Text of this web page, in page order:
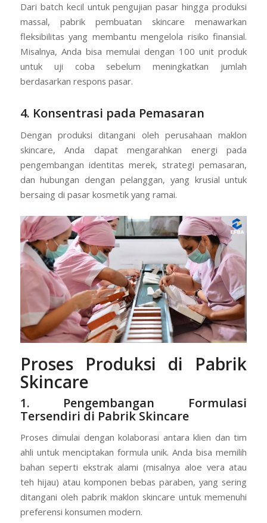
Dari batch kecil untuk pengujian pasar hingga produksi
massal, pabrik pembuatan skincare menawarkan
fleksibilitas yang membantu mengelola risiko finansial.
Misalnya, Anda bisa memulai dengan 100 unit produk
untuk uji coba sebelum meningkatkan jumlah
berdasarkan respons pasar.
4. Konsentrasi pada Pemasaran
Dengan produksi ditangani oleh perusahaan maklon
skincare, Anda dapat mengarahkan energi pada
pengembangan identitas merek, strategi pemasaran,
dan hubungan dengan pelanggan, yang krusial untuk
bersaing di pasar kosmetik yang ramai.
Proses Produksi di Pabrik
Skincare
1. Pengembangan Formulasi
Tersendiri di Pabrik Skincare
Proses dimulai dengan kolaborasi antara klien dan tim
ahli untuk menciptakan formula unik. Anda bisa memilih
bahan seperti ekstrak alami (misalnya aloe vera atau
teh hijau) atau komponen bebas paraben, yang sering
ditangani oleh pabrik maklon skincare untuk memenuhi
preferensi konsumen modern.